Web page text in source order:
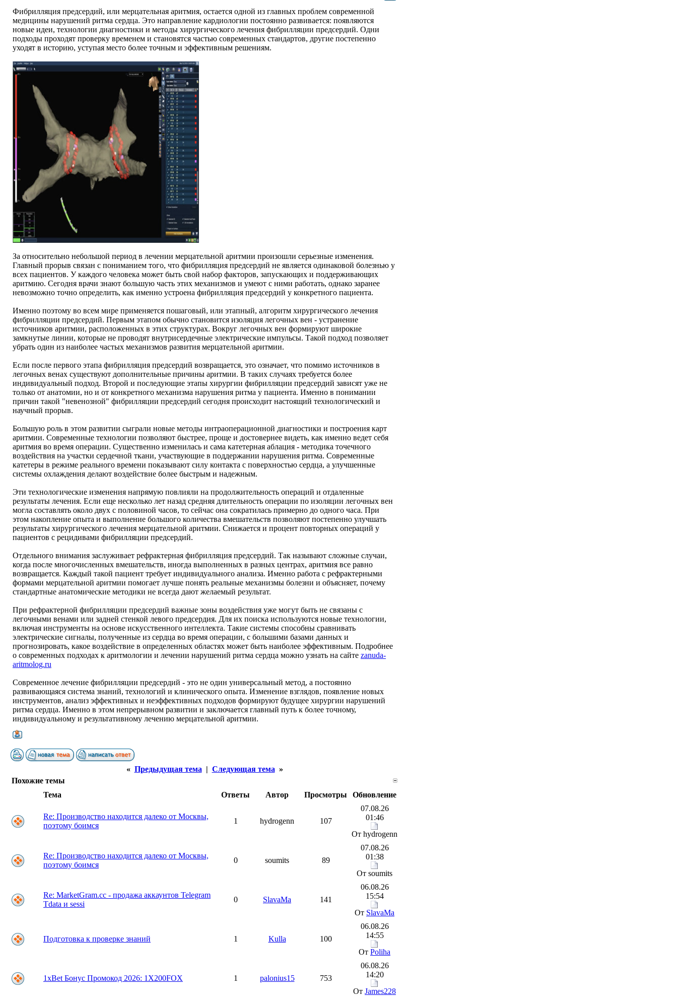
Фибрилляция предсердий, или мерцательная аритмия, остается одной из главных проблем современной
медицины нарушений ритма сердца. Это направление кардиологии постоянно развивается: появляются
новые идеи, технологии диагностики и методы хирургического лечения фибрилляции предсердий. Одни
подходы проходят проверку временем и становятся частью современных стандартов, другие постепенно
уходят в историю, уступая место более точным и эффективным решениям.
За относительно небольшой период в лечении мерцательной аритмии произошли серьезные изменения.
Главный прорыв связан с пониманием того, что фибрилляция предсердий не является одинаковой болезнью у
всех пациентов. У каждого человека может быть свой набор факторов, запускающих и поддерживающих
аритмию. Сегодня врачи знают большую часть этих механизмов и умеют с ними работать, однако заранее
невозможно точно определить, как именно устроена фибрилляция предсердий у конкретного пациента.
Именно поэтому во всем мире применяется пошаговый, или этапный, алгоритм хирургического лечения
фибрилляции предсердий. Первым этапом обычно становится изоляция легочных вен - устранение
источников аритмии, расположенных в этих структурах. Вокруг легочных вен формируют широкие
замкнутые линии, которые не проводят внутрисердечные электрические импульсы. Такой подход позволяет
убрать один из наиболее частых механизмов развития мерцательной аритмии.
Если после первого этапа фибрилляция предсердий возвращается, это означает, что помимо источников в
легочных венах существуют дополнительные причины аритмии. В таких случаях требуется более
индивидуальный подход. Второй и последующие этапы хирургии фибрилляции предсердий зависят уже не
только от анатомии, но и от конкретного механизма нарушения ритма у пациента. Именно в понимании
причин такой "невенозной" фибрилляции предсердий сегодня происходит настоящий технологический и
научный прорыв.
Большую роль в этом развитии сыграли новые методы интраоперационной диагностики и построения карт
аритмии. Современные технологии позволяют быстрее, проще и достовернее видеть, как именно ведет себя
аритмия во время операции. Существенно изменилась и сама катетерная аблация - методика точечного
воздействия на участки сердечной ткани, участвующие в поддержании нарушения ритма. Современные
катетеры в режиме реального времени показывают силу контакта с поверхностью сердца, а улучшенные
системы охлаждения делают воздействие более быстрым и надежным.
Эти технологические изменения напрямую повлияли на продолжительность операций и отдаленные
результаты лечения. Если еще несколько лет назад средняя длительность операции по изоляции легочных вен
могла составлять около двух с половиной часов, то сейчас она сократилась примерно до одного часа. При
этом накопление опыта и выполнение большого количества вмешательств позволяют постепенно улучшать
результаты хирургического лечения мерцательной аритмии. Снижается и процент повторных операций у
пациентов с рецидивами фибрилляции предсердий.
Отдельного внимания заслуживает рефрактерная фибрилляция предсердий. Так называют сложные случаи,
когда после многочисленных вмешательств, иногда выполненных в разных центрах, аритмия все равно
возвращается. Каждый такой пациент требует индивидуального анализа. Именно работа с рефрактерными
формами мерцательной аритмии помогает лучше понять реальные механизмы болезни и объясняет, почему
стандартные анатомические методики не всегда дают желаемый результат.
При рефрактерной фибрилляции предсердий важные зоны воздействия уже могут быть не связаны с
легочными венами или задней стенкой левого предсердия. Для их поиска используются новые технологии,
включая инструменты на основе искусственного интеллекта. Такие системы способны сравнивать
электрические сигналы, полученные из сердца во время операции, с большими базами данных и
прогнозировать, какое воздействие в определенных областях может быть наиболее эффективным. Подробнее
о современных подходах к аритмологии и лечении нарушений ритма сердца можно узнать на сайте zanuda-
aritmolog.ru
Современное лечение фибрилляции предсердий - это не один универсальный метод, а постоянно
развивающаяся система знаний, технологий и клинического опыта. Изменение взглядов, появление новых
инструментов, анализ эффективных и неэффективных подходов формируют будущее хирургии нарушений
ритма сердца. Именно в этом непрерывном развитии и заключается главный путь к более точному,
индивидуальному и результативному лечению мерцательной аритмии.
« Предыдущая тема | Следующая тема »
Похожие темы
Тема
Ответы Автор Просмотры Обновление
Re: Производство находится далеко от Москвы,
поэтому боимся
1 hydrogenn 107
07.08.26
01:46
От hydrogenn
Re: Производство находится далеко от Москвы,
поэтому боимся
0 soumits 89
07.08.26
01:38
От soumits
Re: MarketGram.cc - продажа аккаунтов Telegram
Tdata и sessi
0 SlavaMa 141
06.08.26
15:54
От SlavaMa
Подготовка к проверке знаний 1 Kulla 100
06.08.26
14:55
От Poliha
1xBet Бонус Промокод 2026: 1X200FOX 1 palonius15 753
06.08.26
14:20
От James228